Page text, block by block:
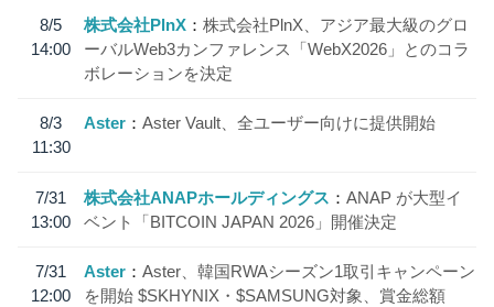
8/5
14:00
株式会社PlnX
株式会社PlnX、アジア最大級のグロ
ーバルWeb3カンファレンス「WebX2026」とのコラ
ボレーションを決定
8/3
11:30
Aster Aster Vault、全ユーザー向けに提供開始
7/31
13:00
株式会社ANAPホールディングス
ANAP が大型イ
ベント「BITCOIN JAPAN 2026」開催決定
7/31
12:00
Aster
Aster、韓国RWAシーズン1取引キャンペーン
を開始 $SKHYNIX・$SAMSUNG対象、賞金総額